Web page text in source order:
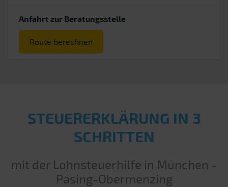
Anfahrt zur Beratungsstelle
Route berechnen
STEUERERKLÄRUNG IN 3
SCHRITTEN
mit der Lohnsteuerhilfe in München -
Pasing-Obermenzing